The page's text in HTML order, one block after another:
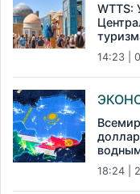
WTTS:
14:23 |
18:24 |